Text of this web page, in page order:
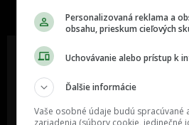
Oslov reklamou viac ako milión
ľudí v rôznych vekových
kategóriách a na rôznych
sociálnych sieťach a nakopni svoj
Personalizovaná reklama a
obsahu, prieskum cieľových
Uchovávanie alebo prístup k
Ďalšie informácie
Vaše osobné údaje budú spracúvané
zariadenia (súbory cookie, jedinečné